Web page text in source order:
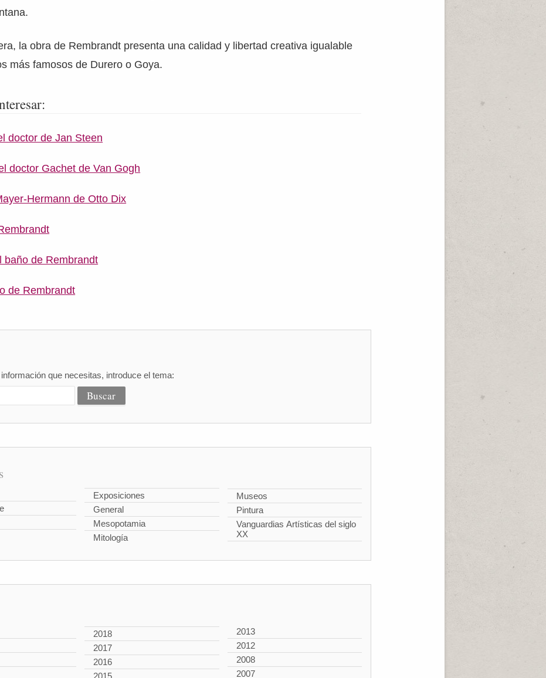
la obra de Rembrandt presenta una calidad y libertad creativa igualable
más famosos de Durero o Goya.
doctor de Jan Steen
doctor Gachet de Van Gogh
Hermann de Otto Dix
baño de Rembrandt
de Rembrandt
que necesitas, introduce el tema:
Exposiciones
General
Mesopotamia
Mitología
Museos
Pintura
Vanguardias Artísticas del siglo
XX
2018
2017
2016
2013
2012
2008
2007